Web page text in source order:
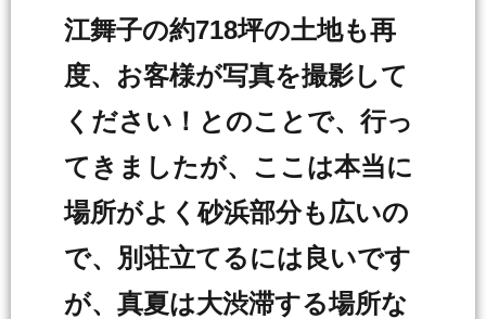
江舞子の約718坪の土地も再
度、お客様が写真を撮影して
ください！とのことで、行っ
てきましたが、ここは本当に
場所がよく砂浜部分も広いの
で、別荘立てるには良いです
が、真夏は大渋滞する場所な